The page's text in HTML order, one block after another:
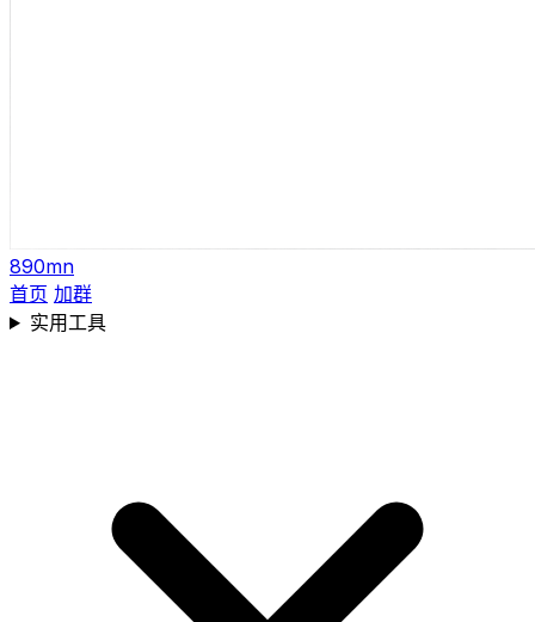
890mn
首页 加群
实用工具